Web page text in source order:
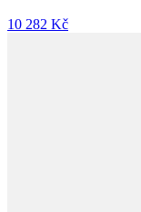
10 282 Kč